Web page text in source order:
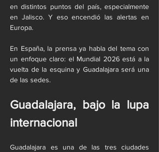
en distintos puntos del país, especialmente
en Jalisco. Y eso encendió las alertas en
Europa.
En España, la prensa ya habla del tema con
un enfoque claro: el Mundial 2026 está a la
vuelta de la esquina y Guadalajara será una
de las sedes.
Guadalajara, bajo la lupa
internacional
Guadalajara es una de las tres ciudades